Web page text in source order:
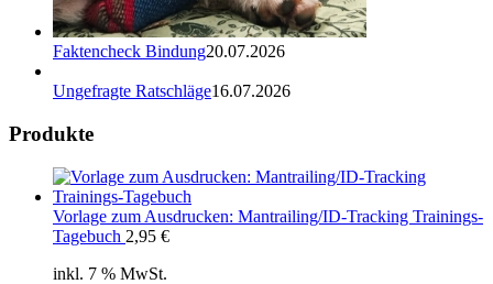
Faktencheck Bindung20.07.2026
Ungefragte Ratschläge16.07.2026
Produkte
Vorlage zum Ausdrucken: Mantrailing/ID-Tracking Trainings-
Tagebuch 2,95 €
inkl. 7 % MwSt.